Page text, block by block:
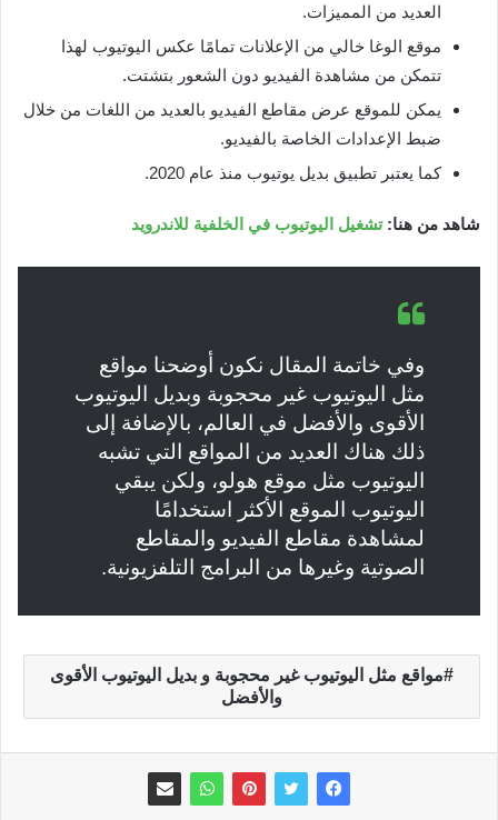
العديد من المميزات.
موقع الوغا خالي من الإعلانات تمامًا عكس اليوتيوب لهذا
تتمكن من مشاهدة الفيديو دون الشعور بتشتت.
يمكن للموقع عرض مقاطع الفيديو بالعديد من اللغات من خلال
ضبط الإعدادات الخاصة بالفيديو.
كما يعتبر تطبيق بديل يوتيوب منذ عام 2020.
شاهد من هنا:تشغيل اليوتيوب في الخلفية للاندرويد
وفي خاتمة المقال نكون أوضحنا مواقع
مثل اليوتيوب غير محجوبة وبديل اليوتيوب
الأقوى والأفضل في العالم، بالإضافة إلى
ذلك هناك العديد من المواقع التي تشبه
اليوتيوب مثل موقع هولو، ولكن يبقي
اليوتيوب الموقع الأكثر استخدامًا
لمشاهدة مقاطع الفيديو والمقاطع
الصوتية وغيرها من البرامج التلفزيونية.
مواقع مثل اليوتيوب غير محجوبة و بديل اليوتيوب الأقوى
والأفضل